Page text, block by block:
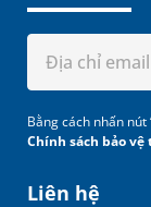
Liên hệ
Bằng cách nhấn nút
Chính sách bảo